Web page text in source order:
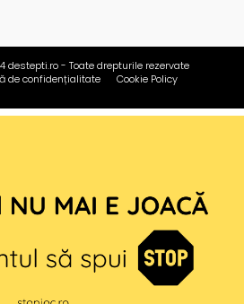
destepti.ro - Toate drepturile rezervate
de confidențialitate
Cookie Policy